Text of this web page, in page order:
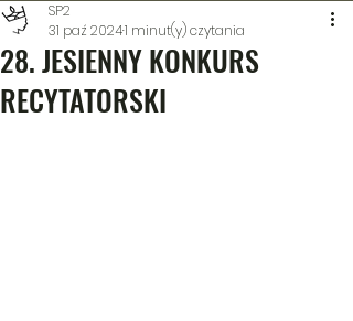
28. JESIENNY KONKURS
RECYTATORSKI
SP2
31 paź 20241 minut(y) czytania